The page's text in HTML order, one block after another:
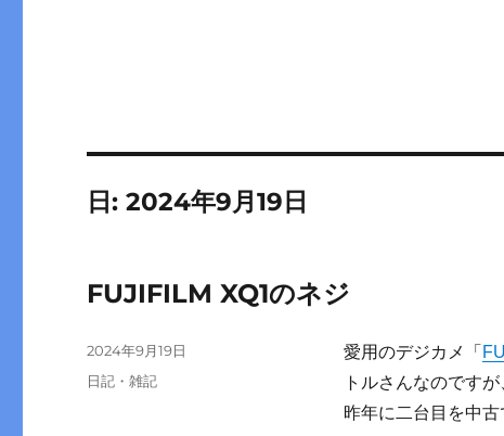
日:2024年9月19日
FUJIFILM XQ1のネジ
愛用のデジカメ「
トルさんなのです
昨年に二台目を中
投
稿
2024年9月19日
カ
日記・雑記